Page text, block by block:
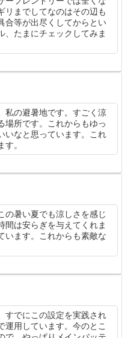
リまでしてなのはその辺も
合等が出尽くしてからとい
、たまにチェックしてみま
私の避暑地です。すごく涼
場所です。これからもゆっ
いなと思っています。これ
。
の暑い夏でも涼しさを感じ
間は安らぎを与えてくれま
います。これからも素敵な
すでにこの設定を実践され
運用しています。今のとこ